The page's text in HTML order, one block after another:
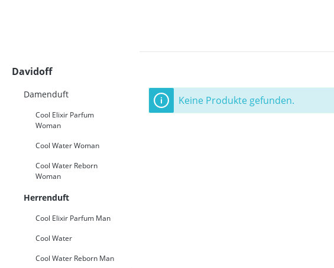
Davidoff
Damenduft
Cool Elixir Parfum
Woman
Cool Water Woman
Cool Water Reborn
Woman
Herrenduft
Cool Elixir Parfum Man
Cool Water
Cool Water Reborn Man
Keine Produkte gefunden.